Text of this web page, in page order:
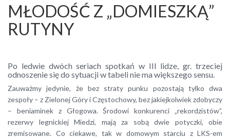
MŁODOŚĆ Z „DOMIESZKĄ”
RUTYNY
Po ledwie dwóch seriach spotkań w III lidze, gr. trzeciej
odnoszenie się do sytuacji w tabeli nie ma większego sensu.
Zauważmy jedynie, że bez straty punku pozostają tylko dwa
zespoły – z Zielonej Góry i Częstochowy, bez jakiejkolwiek zdobyczy
– beniaminek z Głogowa. Środowi konkurenci „rekordzistów”,
rezerwy legnickiej Miedzi, mają za sobą dwie potyczki, obie
zremisowane. Co ciekawe, tak w domowym starciu z LKS-em